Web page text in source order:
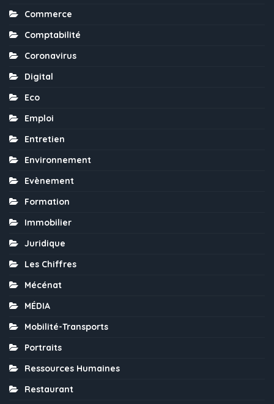
Commerce
Comptabilité
Coronavirus
Digital
Eco
Emploi
Entretien
Environnement
Evènement
Formation
Immobilier
Juridique
Les Chiffres
Mécénat
MÉDIA
Mobilité-Transports
Portraits
Ressources Humaines
Restaurant